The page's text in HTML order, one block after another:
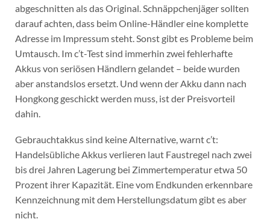
abgeschnitten als das Original. Schnäppchenjäger sollten
darauf achten, dass beim Online-Händler eine komplette
Adresse im Impressum steht. Sonst gibt es Probleme beim
Umtausch. Im c’t-Test sind immerhin zwei fehlerhafte
Akkus von seriösen Händlern gelandet – beide wurden
aber anstandslos ersetzt. Und wenn der Akku dann nach
Hongkong geschickt werden muss, ist der Preisvorteil
dahin.
Gebrauchtakkus sind keine Alternative, warnt c’t:
Handelsübliche Akkus verlieren laut Faustregel nach zwei
bis drei Jahren Lagerung bei Zimmertemperatur etwa 50
Prozent ihrer Kapazität. Eine vom Endkunden erkennbare
Kennzeichnung mit dem Herstellungsdatum gibt es aber
nicht.